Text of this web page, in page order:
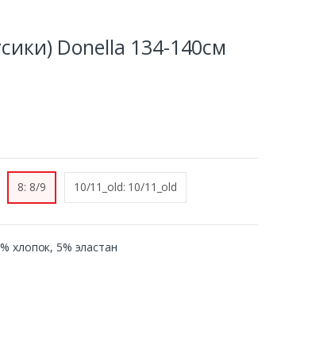
Donella 134-140см
8: 8/9 10/11_old: 10/11_old
хлопок, 5% эластан